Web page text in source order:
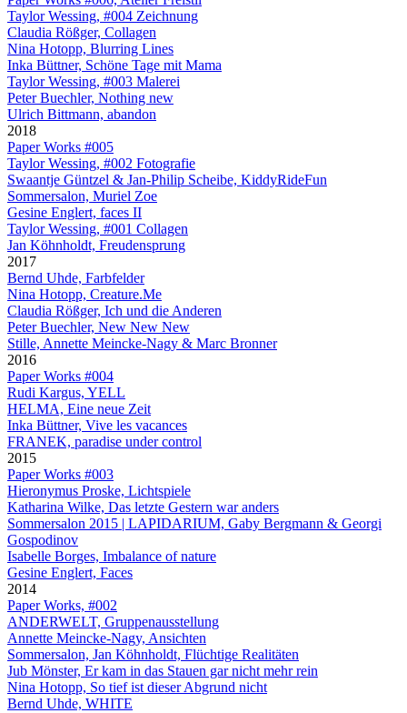
Taylor Wessing, #004 Zeichnung
Claudia Rößger, Collagen
Nina Hotopp, Blurring Lines
Inka Büttner, Schöne Tage mit Mama
Taylor Wessing, #003 Malerei
Peter Buechler, Nothing new
Ulrich Bittmann, abandon
2018
Paper Works #005
Taylor Wessing, #002 Fotografie
Swaantje Güntzel & Jan-Philip Scheibe, KiddyRideFun
Sommersalon, Muriel Zoe
Gesine Englert, faces II
Taylor Wessing, #001 Collagen
Jan Köhnholdt, Freudensprung
2017
Bernd Uhde, Farbfelder
Nina Hotopp, Creature.Me
Claudia Rößger, Ich und die Anderen
Peter Buechler, New New New
Stille, Annette Meincke-Nagy & Marc Bronner
2016
Paper Works #004
Rudi Kargus, YELL
HELMA, Eine neue Zeit
Inka Büttner, Vive les vacances
FRANEK, paradise under control
2015
Paper Works #003
Hieronymus Proske, Lichtspiele
Katharina Wilke, Das letzte Gestern war anders
Sommersalon 2015 | LAPIDARIUM, Gaby Bergmann & Georgi
Gospodinov
Isabelle Borges, Imbalance of nature
Gesine Englert, Faces
2014
Paper Works, #002
ANDERWELT, Gruppenausstellung
Annette Meincke-Nagy, Ansichten
Sommersalon, Jan Köhnholdt, Flüchtige Realitäten
Jub Mönster, Er kam in das Stauen gar nicht mehr rein
Nina Hotopp, So tief ist dieser Abgrund nicht
Bernd Uhde, WHITE